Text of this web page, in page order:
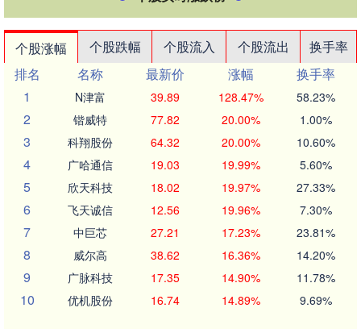
个股涨幅 个股跌幅 个股流入 个股流出
换手率
排名
名称 最新价 涨幅
换手率
1
N津富 39.89 128.47% 58.23%
2 锴威特 77.82 20.00% 1.00%
3 科翔股份 64.32 20.00% 10.60%
4 广哈通信 19.03 19.99% 5.60%
5 欣天科技 18.02 19.97% 27.33%
6 飞天诚信 12.56 19.96% 7.30%
7 中巨芯 27.21 17.23% 23.81%
8 威尔高 38.62 16.36% 14.20%
9 广脉科技 17.35 14.90% 11.78%
10 优机股份 16.74 14.89% 9.69%